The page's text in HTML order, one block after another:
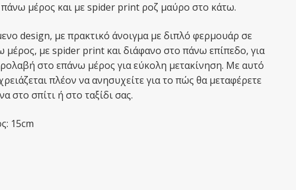
μέρος και με spider print ροζ μαύρο στο κάτω.
design, με πρακτικό άνοιγμα με διπλό φερμουάρ σε
με spider print και διάφανο στο πάνω επίπεδο, για
στο επάνω μέρος για εύκολη μετακίνηση. Με αυτό
πλέον να ανησυχείτε για το πώς θα μεταφέρετε
στο σπίτι ή στο ταξίδι σας.
15cm